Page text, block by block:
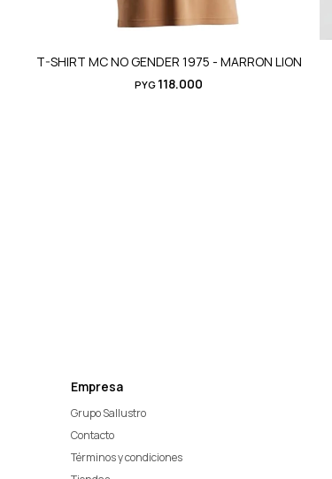
T-SHIRT MC NO GENDER 1975 - MARRON LION
PYG 118.000
Empresa
Grupo Sallustro
Contacto
Términos y condiciones